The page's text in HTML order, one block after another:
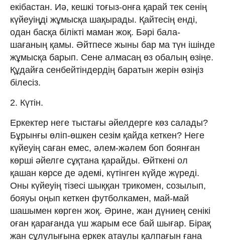
екібастан. Иә, кешкі тоғыз-онға қарай тек сенің
күйеуіңді жұмысқа шақырады. Қайтесің енді,
одан басқа білікті маман жоқ. Бәрі бала-
шағаның қамы. Әйтпесе жыны бар ма түн ішінде
жұмысқа барып. Сене алмасаң өз обалың өзіңе.
Құдайға сенбейтіндердің баратын жерін өзіңіз
білесіз.
2. Күтін.
Еркектер неге тыстағы әйелдерге көз салады?
Бұрынғы өліп-өшкен сезім қайда кеткен? Неге
күйеуің саған емес, әлем-жәлем боп боянған
көрші әйелге сұқтана қарайды. Өйткені ол
қашан көрсе де әдемі, күтінген күйде жүреді.
Оны күйеуің тізесі шыққан трикомен, созылып,
бояуы оңып кеткен футболкамен, май-май
шашымен көрген жоқ. Әрине, жан дүниең сенікі
оған қарағанда үш жарым есе бай шығар. Бірақ
жан сұлулығына еркек атаулы қалпағын ғана